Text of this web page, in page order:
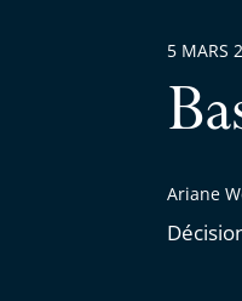
Ariane
5 MARS